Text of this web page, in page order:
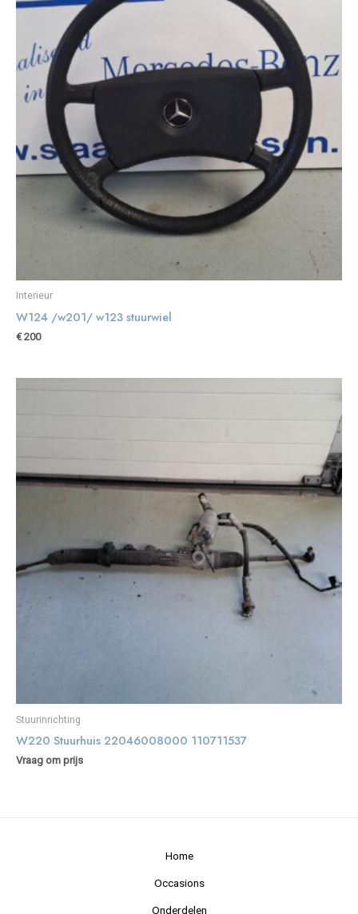
Interieur
W124 /w201/ w123 stuurwiel
€200
Stuurinrichting
W220 Stuurhuis 22046008000 110711537
Vraag om prijs
Home
Occasions
Onderdelen